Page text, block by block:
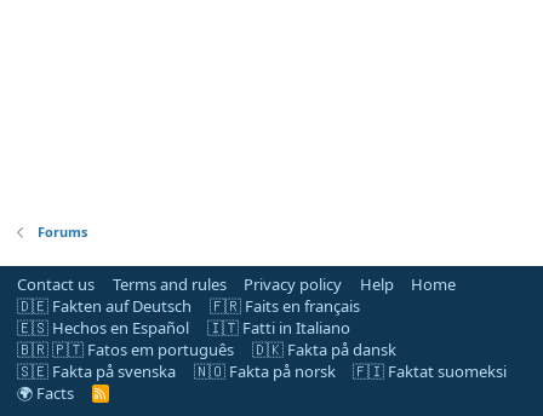
Forums
Contact us Terms and rules Privacy policy Help
Home
🇩🇪 Fakten auf Deutsch
🇫🇷 Faits en français
🇪🇸 Hechos en Español
🇮🇹 Fatti in Italiano
🇧🇷 🇵🇹 Fatos em português
🇩🇰 Fakta på dansk
🇸🇪 Fakta på svenska
🇳🇴 Fakta på norsk
🇫🇮 Faktat suomeksi
🌍 Facts
R